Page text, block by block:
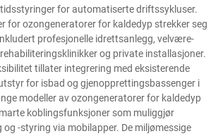
for automatiserte driftssykluser.
for ozongeneratorer for kaldedyp strekker seg
profesjonelle idrettsanlegg, velvære-
og private installasjoner.
tillater integrering med eksisterende
for isbad og gjenopprettingsbassenger i
modeller av ozongeneratorer for kaldedyp
koblingsfunksjoner som muliggjør
-styring via mobilapper. De miljømessige